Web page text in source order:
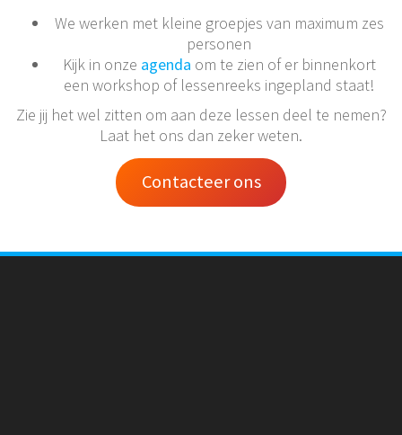
We werken met kleine groepjes van maximum zes
personen
Kijk in onze agenda om te zien of er binnenkort
een workshop of lessenreeks ingepland staat!
Zie jij het wel zitten om aan deze lessen deel te nemen?
Laat het ons dan zeker weten.
Contacteer ons